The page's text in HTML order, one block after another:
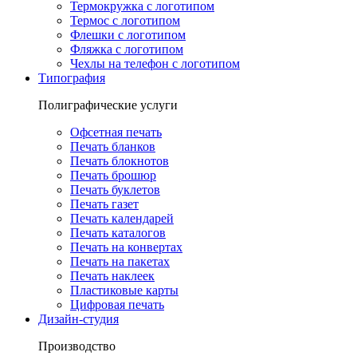
Термокружка с логотипом
Термос с логотипом
Флешки с логотипом
Фляжка с логотипом
Чехлы на телефон с логотипом
Типография
Полиграфические услуги
Офсетная печать
Печать бланков
Печать блокнотов
Печать брошюр
Печать буклетов
Печать газет
Печать календарей
Печать каталогов
Печать на конвертах
Печать на пакетах
Печать наклеек
Пластиковые карты
Цифровая печать
Дизайн-студия
Производство